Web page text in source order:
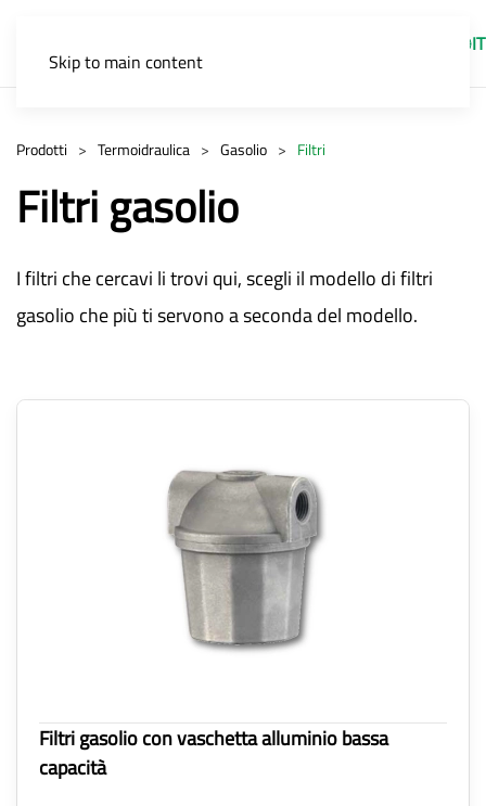
Skip to main content
IT
Prodotti Termoidraulica Gasolio Filtri
Filtri gasolio
I filtri che cercavi li trovi qui, scegli il modello di filtri
gasolio che più ti servono a seconda del modello.
Filtri gasolio con vaschetta alluminio bassa
capacità